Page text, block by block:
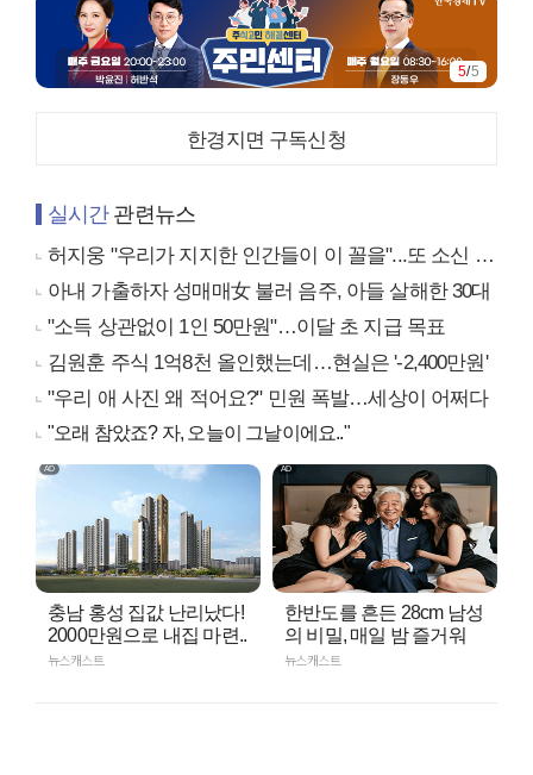
5/5
한경지면 구독신청
실시간관련뉴스
허지웅 "우리가 지지한 인간들이 이 꼴을"...또 소신 발언
아내 가출하자 성매매女 불러 음주, 아들 살해한 30대
"소득 상관없이 1인 50만원"…이달 초 지급 목표
김원훈 주식 1억8천 올인했는데…현실은 '-2,400만원'
"우리 애 사진 왜 적어요?" 민원 폭발…세상이 어쩌다
"오래 참았죠? 자, 오늘이 그날이에요.."
충남 홍성 집값 난리났다!
2000만원으로 내집 마련..
뉴스캐스트
한반도를 흔든 28cm 남성
의 비밀, 매일 밤 즐거워
뉴스캐스트